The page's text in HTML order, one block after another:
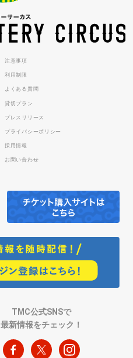
注意事項
利用制限
よくある質問
貸切プラン
プレスリリース
プライバシーポリシー
採用情報
お問い合わせ
TMC公式SNSで
最新情報をチェック！